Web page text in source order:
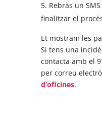
Rebràs un
finalitzar el
Et mostram les
Si tens una
contacta amb el
per correu
d’oficines.